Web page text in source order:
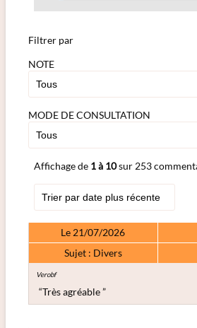
Filtrer par
NOTE
MODE DE CONSULTATION
Affichage de 1 à 10sur 253
Le 21/07/2026
Sujet : Divers
Verobf
“Très agréable ”